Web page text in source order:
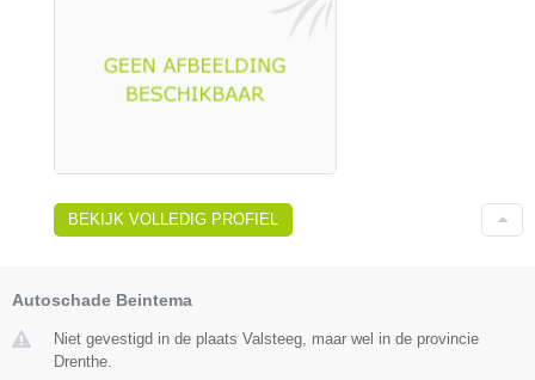
BEKIJK VOLLEDIG PROFIEL
Autoschade Beintema
Niet gevestigd in de plaats Valsteeg, maar wel in de provincie
Drenthe.